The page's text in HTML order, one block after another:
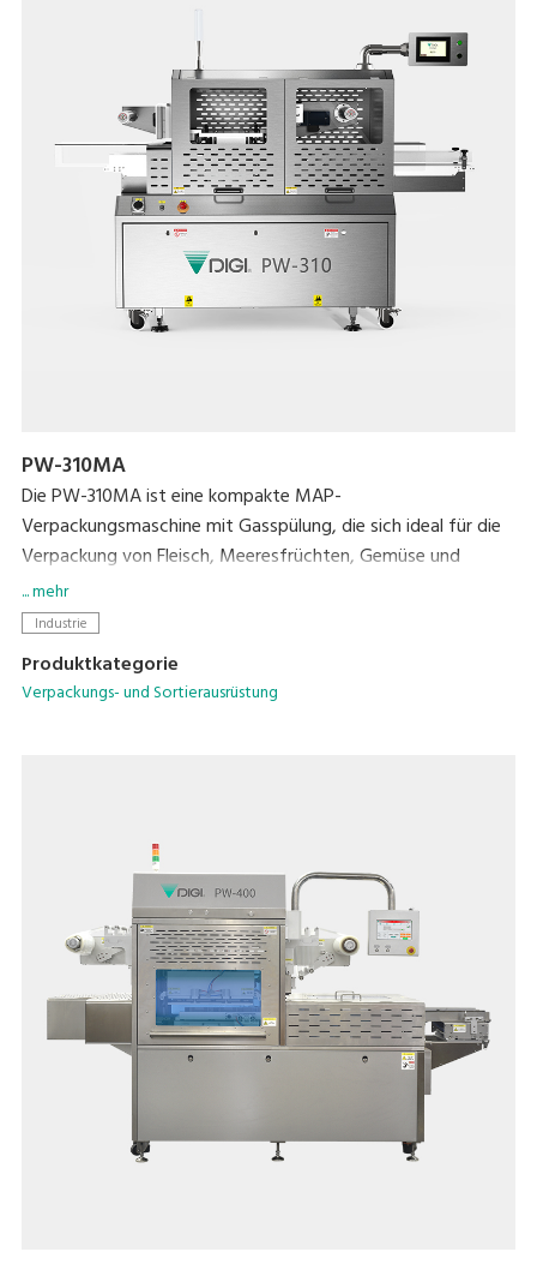
PW-310MA
Die PW-310MA ist eine kompakte MAP-
Verpackungsmaschine mit Gasspülung, die sich ideal für die
Verpackung von Fleisch, Meeresfrüchten, Gemüse und
gekochten Lebensmitteln eignet. MAP-Verpackungen
verlängern effektiv die Haltbarkeit von Lebensmitteln und
Geschmack und ihr Aussehen.
... mehr
Industrie
Produktkategorie
Verpackungs- und Sortierausrüstung